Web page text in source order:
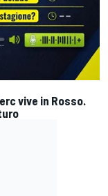
vive in Rosso.